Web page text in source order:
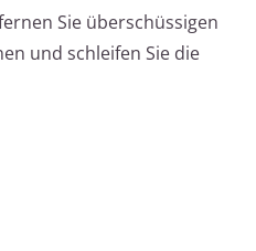
Sie überschüssigen
und schleifen Sie die